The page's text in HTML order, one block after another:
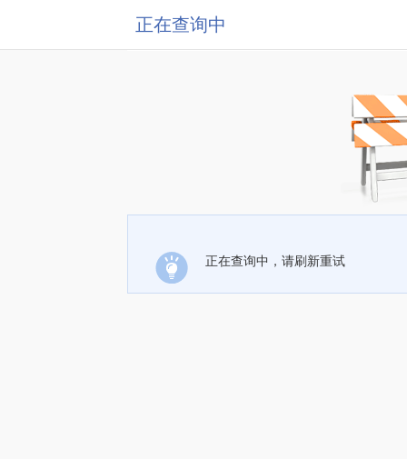
正在查询中
正在查询中，请刷新重试